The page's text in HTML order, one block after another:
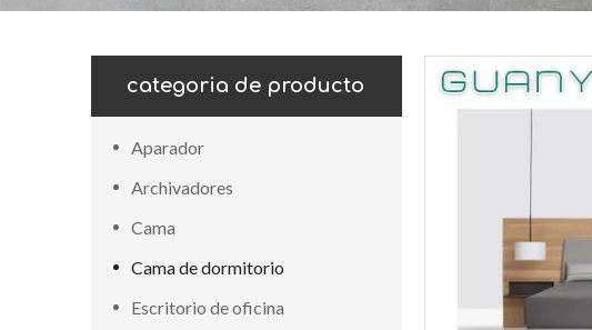
categoria de producto
Aparador
Archivadores
Cama
Cama de dormitorio
Escritorio de oficina